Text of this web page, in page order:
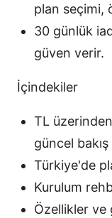
plan seçimi,
30 günlük
güven verir.
İçindekiler
TL
güncel bakış
Türkiye'de
Kurulum
Özellikler ve